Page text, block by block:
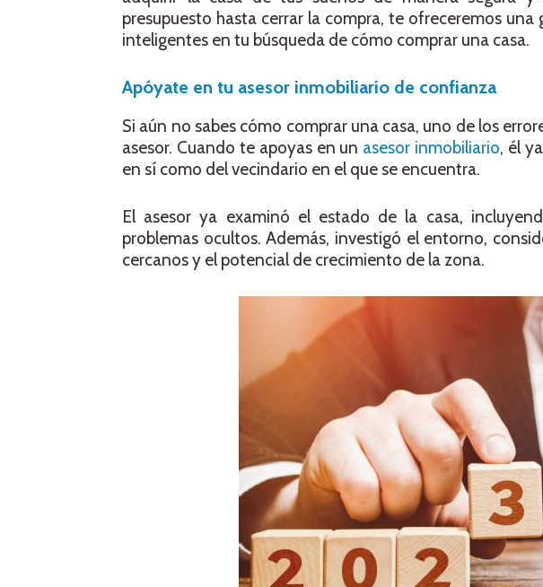
presupuesto hasta cerrar la compra, te ofreceremos
inteligentes en tu búsqueda de cómo comprar una casa.
Apóyate en tu asesor inmobiliario de confianza
Si aún no sabes cómo comprar una casa, uno de los
asesor. Cuando te apoyas en un asesor inmobiliario, él
en sí como del vecindario en el que se encuentra.
El asesor ya examinó el estado de la casa,
problemas ocultos. Además, investigó el entorno,
cercanos y el potencial de crecimiento de la zona.